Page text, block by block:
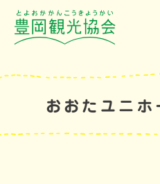
おおたユニホ